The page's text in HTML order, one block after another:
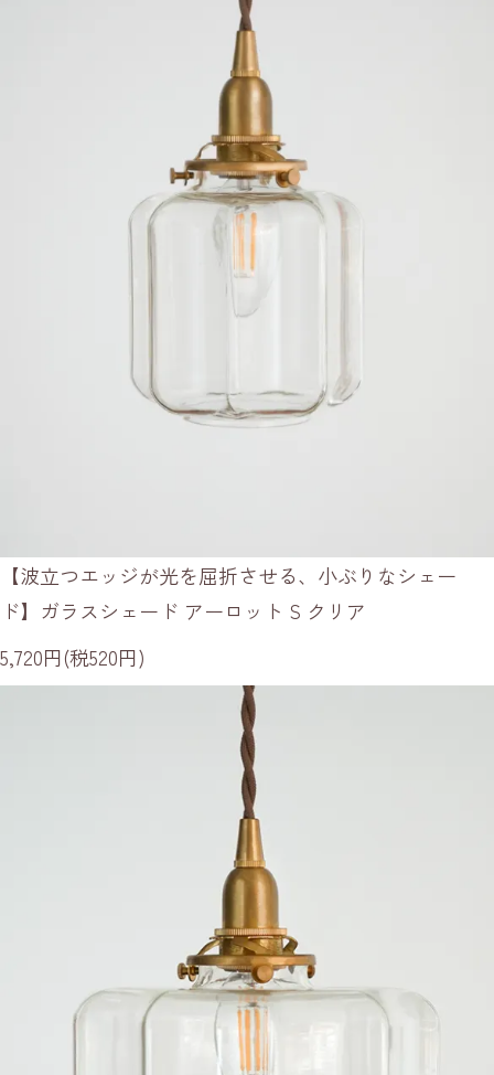
【波立つエッジが光を屈折させる、小ぶりなシェー
ド】ガラスシェード アーロット S クリア
5,720円(税520円)